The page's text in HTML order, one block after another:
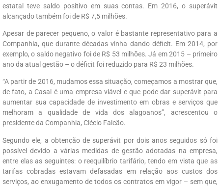
estatal teve saldo positivo em suas contas. Em 2016, o superávit
alcançado também foi de R$ 7,5 milhões.
Apesar de parecer pequeno, o valor é bastante representativo para a
Companhia, que durante décadas vinha dando déficit. Em 2014, por
exemplo, o saldo negativo foi de R$ 53 milhões. Já em 2015 – primeiro
ano da atual gestão – o déficit foi reduzido para R$ 23 milhões.
“A partir de 2016, mudamos essa situação, começamos a mostrar que,
de fato, a Casal é uma empresa viável e que pode dar superávit para
aumentar sua capacidade de investimento em obras e serviços que
melhoram a qualidade de vida dos alagoanos”, acrescentou o
presidente da Companhia, Clécio Falcão.
Segundo ele, a obtenção de superávit por dois anos seguidos só foi
possível devido a várias medidas de gestão adotadas na empresa,
entre elas as seguintes: o reequilíbrio tarifário, tendo em vista que as
tarifas cobradas estavam defasadas em relação aos custos dos
serviços, ao enxugamento de todos os contratos em vigor – sem que,